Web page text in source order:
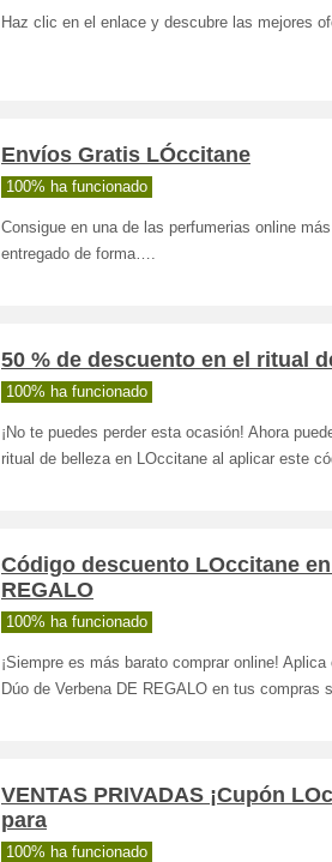
Haz clic en el enlace y descubre las mejores
Envíos Gratis LÓccitane
100% ha funcionado
Consigue en una de las perfumerias online
entregado de forma….
50 % de descuento en el ritual
100% ha funcionado
¡No te puedes perder esta ocasión! Ahora
ritual de belleza en LOccitane al aplicar este
Código descuento LOccitane
REGALO
100% ha funcionado
¡Siempre es más barato comprar online!
Dúo de Verbena DE REGALO en tus compras
VENTAS PRIVADAS ¡Cupón
para
100% ha funcionado